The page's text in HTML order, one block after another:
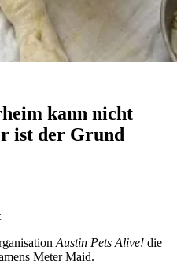
kann nicht
ist der Grund
Austin Pets Alive! die
Meter Maid.